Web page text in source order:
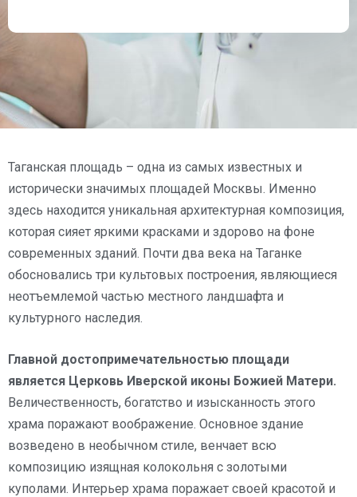
Таганская площадь – одна из самых известных и
исторически значимых площадей Москвы. Именно
здесь находится уникальная архитектурная композиция,
которая сияет яркими красками и здорово на фоне
современных зданий. Почти два века на Таганке
обосновались три культовых построения, являющиеся
неотъемлемой частью местного ландшафта и
культурного наследия.
Главной достопримечательностью площади
является Церковь Иверской иконы Божией Матери.
Величественность, богатство и изысканность этого
храма поражают воображение. Основное здание
возведено в необычном стиле, венчает всю
композицию изящная колокольня с золотыми
куполами. Интерьер храма поражает своей красотой и